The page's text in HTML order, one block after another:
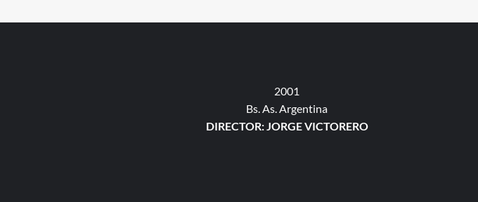
2001
Bs. As. Argentina
DIRECTOR: JORGE VICTORERO